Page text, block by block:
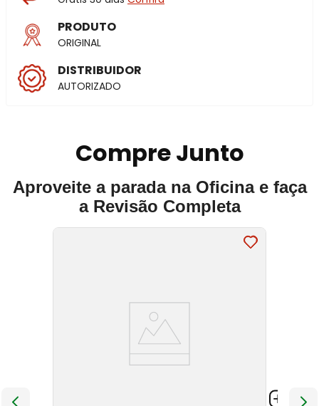
PRODUTO
ORIGINAL
DISTRIBUIDOR
AUTORIZADO
Compre Junto
Aproveite a parada na Oficina e faça
a Revisão Completa